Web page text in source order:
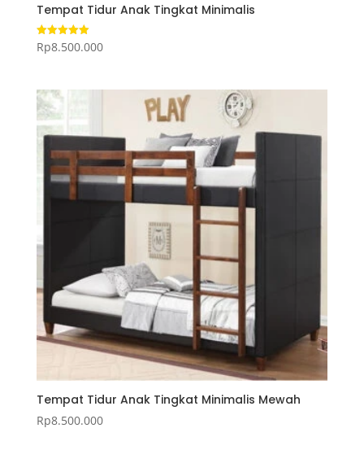
Tempat Tidur Anak Tingkat Minimalis
Dinilai
5.00
Rp8.500.000
Tempat Tidur Anak Tingkat Minimalis Mewah
Rp8.500.000